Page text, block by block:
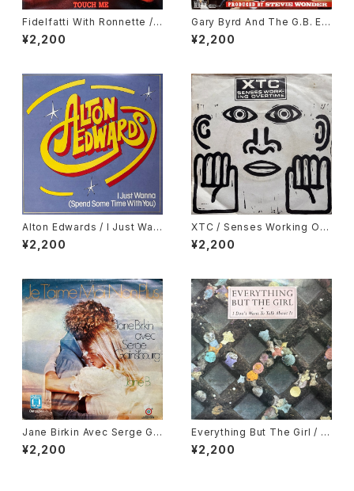
Fidelfatti With Ronnette / J
ust Wanna Touch Me
¥2,200
Gary Byrd And The G.B. Ex
perience / The Crown
¥2,200
Alton Edwards / I Just Wan
na (Spend Some Time Wit
h You)
¥2,200
XTC / Senses Working Ov
ertime
¥2,200
Jane Birkin Avec Serge Gai
nsbourg / Je T'aime Moi N
on Plus, Jane B.
¥2,200
Everything But The Girl / I
Don't Want To Talk About I
t
¥2,200